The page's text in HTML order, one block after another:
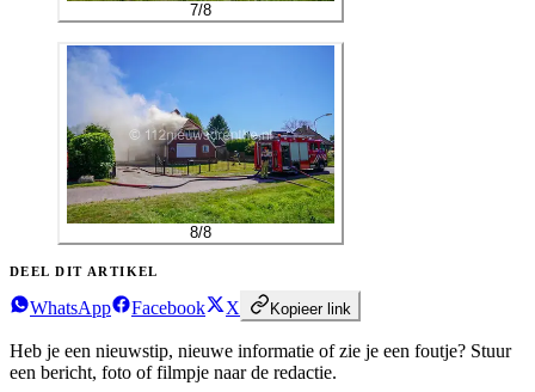
7/8
8/8
DEEL DIT ARTIKEL
WhatsApp Facebook X Kopieer link
Heb je een nieuwstip, nieuwe informatie of zie je een foutje? Stuur
een bericht, foto of filmpje naar de redactie.